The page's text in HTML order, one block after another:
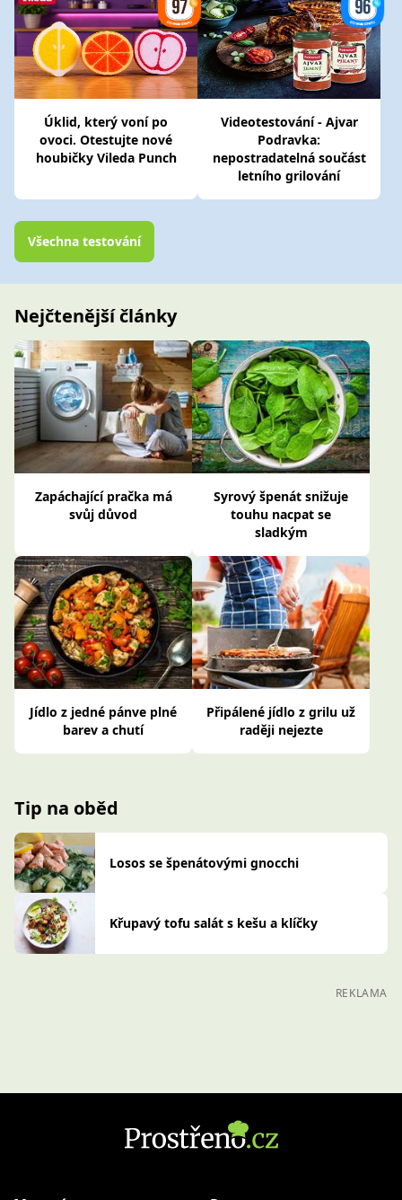
Úklid, který voní po
ovoci. Otestujte nové
houbičky Vileda Punch
Videotestování - Ajvar
Podravka:
nepostradatelná součást
letního grilování
Všechna testování
Nejčtenější články
Zapáchající pračka má
svůj důvod
Syrový špenát snižuje
touhu nacpat se
sladkým
Jídlo z jedné pánve plné
barev a chutí
Připálené jídlo z grilu už
raději nejezte
Tip na oběd
Losos se špenátovými gnocchi
Křupavý tofu salát s kešu a klíčky
REKLAMA